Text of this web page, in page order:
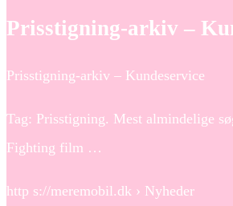
Prisstigning-arkiv –
Prisstigning-arkiv – Kundeservice
Tag: Prisstigning. Mest almindelige
Fighting film …
http s://meremobil.dk › Nyheder